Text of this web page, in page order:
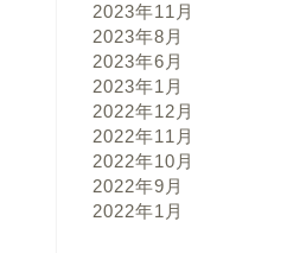
2023年11月
2023年8月
2023年6月
2023年1月
2022年12月
2022年11月
2022年10月
2022年9月
2022年1月